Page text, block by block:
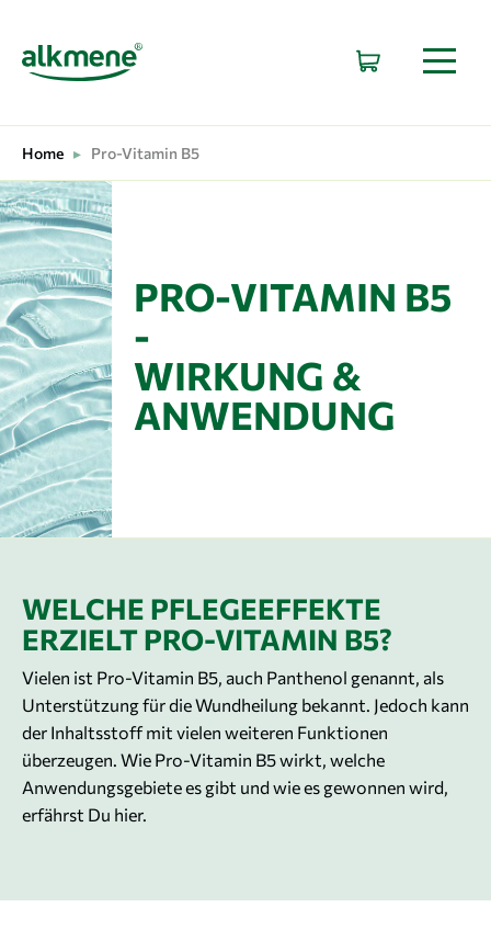
HAUPTNAVIGATION
Home ▸ Pro-Vitamin B5
PRO-VITAMIN B5
-
WIRKUNG &
ANWENDUNG
WELCHE PFLEGEEFFEKTE
ERZIELT PRO-VITAMIN B5?
Vielen ist Pro-Vitamin B5, auch Panthenol genannt, als
Unterstützung für die Wundheilung bekannt. Jedoch kann
der Inhaltsstoff mit vielen weiteren Funktionen
überzeugen. Wie Pro-Vitamin B5 wirkt, welche
Anwendungsgebiete es gibt und wie es gewonnen wird,
erfährst Du hier.